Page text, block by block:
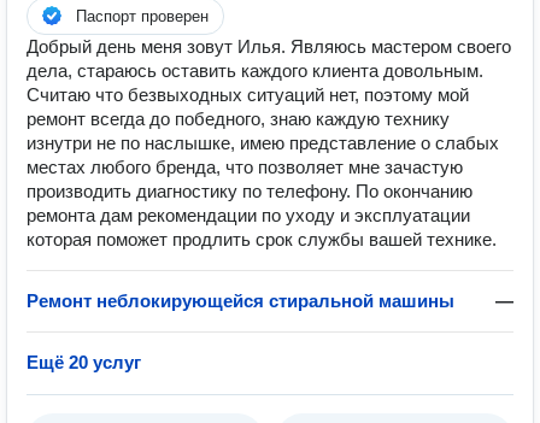
Паспорт проверен
Добрый день меня зовут Илья. Являюсь мастером своего
дела, стараюсь оставить каждого клиента довольным.
Считаю что безвыходных ситуаций нет, поэтому мой
ремонт всегда до победного, знаю каждую технику
изнутри не по наслышке, имею представление о слабых
местах любого бренда, что позволяет мне зачастую
производить диагностику по телефону. По окончанию
ремонта дам рекомендации по уходу и эксплуатации
которая поможет продлить срок службы вашей технике.
Ремонт неблокирующейся стиральной машины —
Ещё 20 услуг